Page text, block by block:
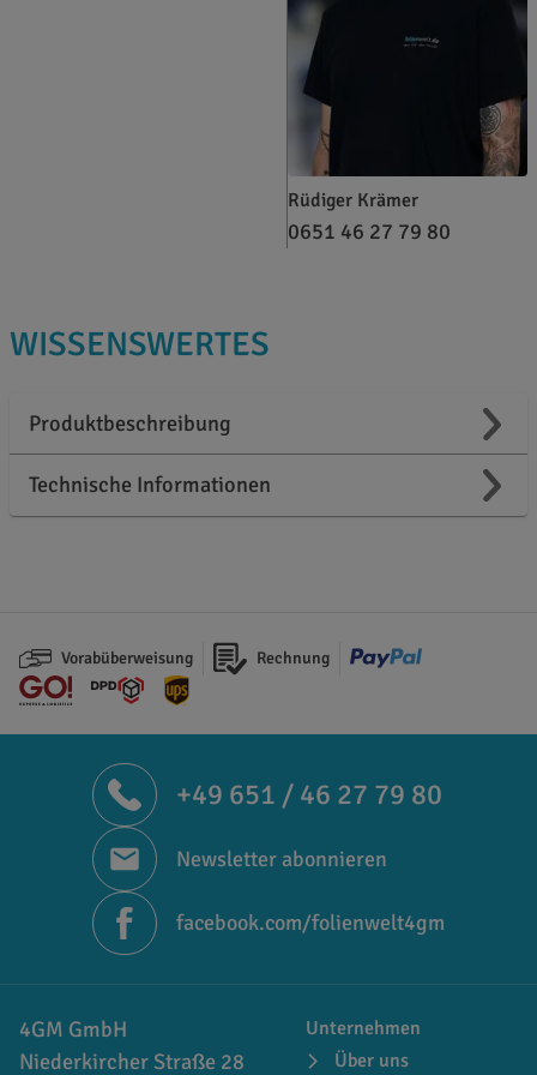
Rüdiger Krämer
0651 46 27 79 80
WISSENSWERTES
Produktbeschreibung
Technische Informationen
Vorabüberweisung Rechnung
+49 651 / 46 27 79 80
Newsletter abonnieren
facebook.com/folienwelt4gm
4GM GmbH
Niederkircher Straße 28
Unternehmen
Über uns